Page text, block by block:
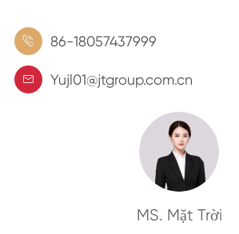
 86-18057437999
 Yujl01@jtgroup.com.cn
MS. Mặt Trời